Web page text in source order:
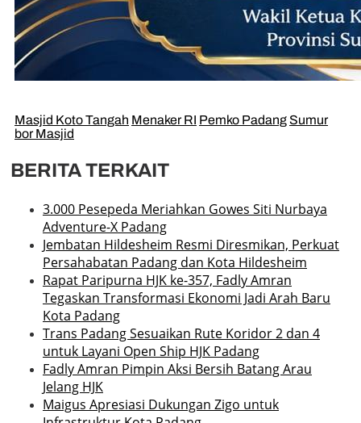
Masjid Koto Tangah Menaker RI Pemko Padang Sumur
bor Masjid
BERITA TERKAIT
3.000 Pesepeda Meriahkan Gowes Siti Nurbaya
Adventure-X Padang
Jembatan Hildesheim Resmi Diresmikan, Perkuat
Persahabatan Padang dan Kota Hildesheim
Rapat Paripurna HJK ke-357, Fadly Amran
Tegaskan Transformasi Ekonomi Jadi Arah Baru
Kota Padang
Trans Padang Sesuaikan Rute Koridor 2 dan 4
untuk Layani Open Ship HJK Padang
Fadly Amran Pimpin Aksi Bersih Batang Arau
Jelang HJK
Maigus Apresiasi Dukungan Zigo untuk